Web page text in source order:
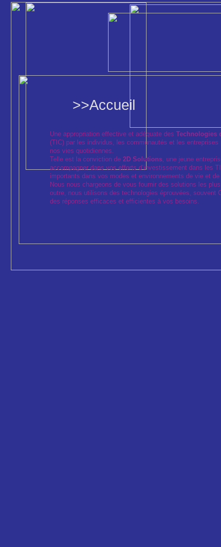
Une appropriation effective et adéquate des Technologies
(TIC) par les individus, les communautés et les
nos vies quotidiennes.
Telle est la conviction de 2D Solutions, une jeune
accompagner dans vos efforts d’investissement dans les
importants dans vos modes et environnements de vie et
Nous nous chargeons de vous fournir des solutions les
outre, nous utilisons des technologies éprouvées, souvent
des réponses efficaces et efficientes à vos besoins.
>>Accueil